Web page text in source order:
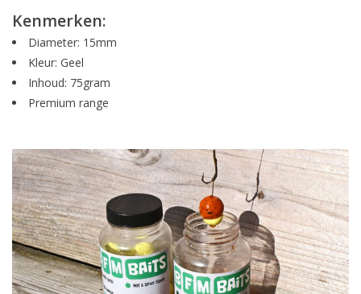
Kenmerken:
Diameter: 15mm
Kleur: Geel
Inhoud: 75gram
Premium range